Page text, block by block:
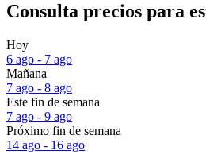
Consulta precios para
Hoy
6 ago - 7 ago
Mañana
7 ago - 8 ago
Este fin de semana
7 ago - 9 ago
Próximo fin de semana
14 ago - 16 ago